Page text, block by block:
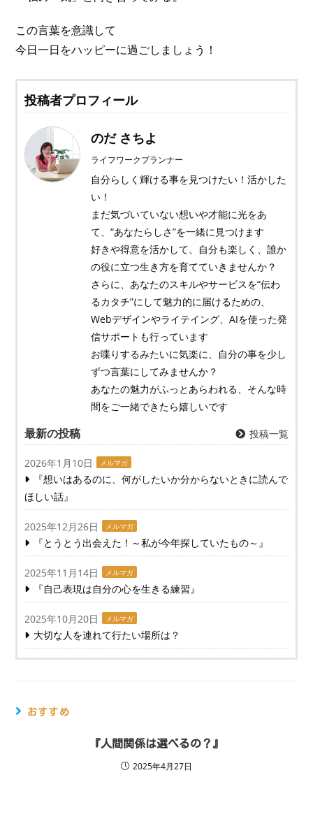
この言葉を意識して
今日一日をハッピーに過ごしましょう！
投稿者プロフィール
のだ さちよ
ライフワークプランナー
自分らしく輝ける事を見つけたい！活かした
い！
まだ気づいていない想いや才能に光をあ
て、“あなたらしさ”を一緒に見つけます
好きや得意を活かして、自分も楽しく、誰か
の役に立つ生き方を育てていきませんか？
さらに、あなたのスキルやサービスを“伝わ
るカタチ”にして魅力的に届けるための、
Webデザインやライテイング、AIを使った発
信サポートも行っています
お喋りするみたいに気楽に、自分の事を少し
ずつ言葉にしてみませんか？
あなたの魅力がふっとあらわれる、そんな時
間をご一緒できたら嬉しいです
最新の投稿 投稿一覧
2026年1月10日 メルマガ
『想いはあるのに、何がしたいか分からないときに読んで
ほしい話』
2025年12月26日 メルマガ
『とうとう出会えた！～私が今年探していたもの～』
2025年11月14日 メルマガ
『自己表現は自分の心を生きる練習』
2025年10月20日 メルマガ
大切な人を連れて行たい場所は？
おすすめ
『人間関係は選べるの？』
2025年4月27日